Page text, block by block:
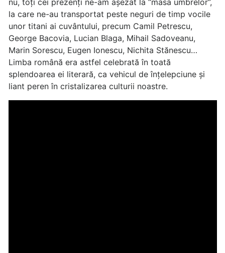
la care ne-au transportat peste neguri de timp vocile
unor titani ai cuvântului, precum Camil Petrescu,
George Bacovia, Lucian Blaga, Mihail Sadoveanu,
Marin Sorescu, Eugen Ionescu, Nichita Stănescu…
Limba română era astfel celebrată în toată
splendoarea ei literară, ca vehicul de înțelepciune și
liant peren în cristalizarea culturii noastre.